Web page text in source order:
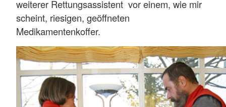
weiterer Rettungsassistent vor einem, wie mir
scheint, riesigen, geöffneten
Medikamentenkoffer.